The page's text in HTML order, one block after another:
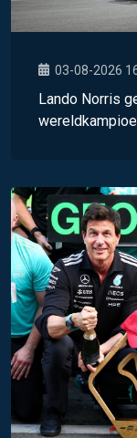
03-08-2026
Lando Norris